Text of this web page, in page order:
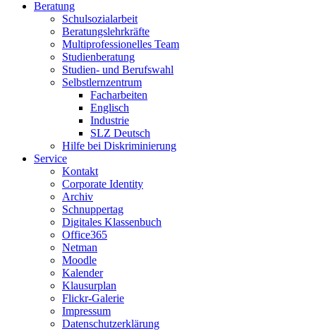
Beratung
Schulsozialarbeit
Beratungslehrkräfte
Multiprofessionelles Team
Studienberatung
Studien- und Berufswahl
Selbstlernzentrum
Facharbeiten
Englisch
Industrie
SLZ Deutsch
Hilfe bei Diskriminierung
Service
Kontakt
Corporate Identity
Archiv
Schnuppertag
Digitales Klassenbuch
Office365
Netman
Moodle
Kalender
Klausurplan
Flickr-Galerie
Impressum
Datenschutzerklärung